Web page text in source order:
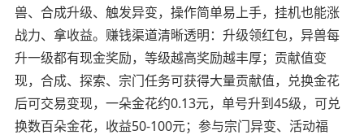
兽、合成升级、触发异变，操作简单易上手，挂机也能涨
战力、拿收益。赚钱渠道清晰透明：升级领红包，异兽每
升一级都有现金奖励，等级越高奖励越丰厚；贡献值变
现，合成、探索、宗门任务可获得大量贡献值，兑换金花
后可交易变现，一朵金花约0.13元，单号升到45级，可兑
换数百朵金花，收益50-100元；参与宗门异变、活动福